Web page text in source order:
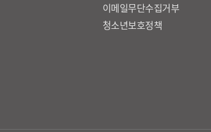
이메일무단수집거부
청소년보호정책